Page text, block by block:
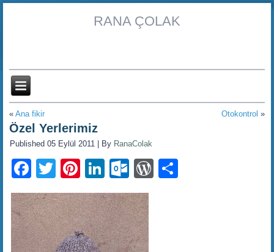
RANA ÇOLAK
«Ana fikir Otokontrol »
Özel Yerlerimiz
Published 05 Eylül 2011 By RanaColak
Facebook
TwitterPinterest
LinkedIn
Outlook.com
WordPress